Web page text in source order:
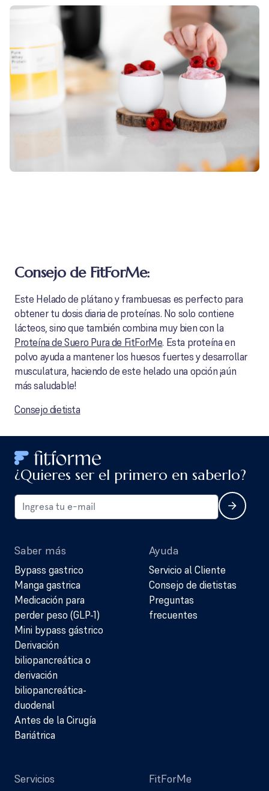
Consejo de FitForMe:
Este Helado de plátano y frambuesas es perfecto para
obtener tu dosis diaria de proteínas. No solo contiene
lácteos, sino que también combina muy bien con la
Proteína de Suero Pura de FitForMe. Esta proteína en
polvo ayuda a mantener los huesos fuertes y desarrollar
musculatura, haciendo de este helado una opción ¡aún
más saludable!
Consejo dietista
¿Quieres ser el primero en saberlo?
Saber más
Bypass gastrico
Manga gastrica
Medicación para
perder peso (GLP-1)
Mini bypass gástrico
Derivación
biliopancreática o
derivación
biliopancreática-
duodenal
Antes de la Cirugía
Bariátrica
Ayuda
Servicio al Cliente
Consejo de dietistas
Preguntas
frecuentes
Servicios FitForMe